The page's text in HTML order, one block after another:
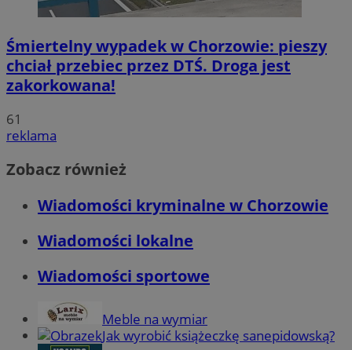
Śmiertelny wypadek w Chorzowie: pieszy
chciał przebiec przez DTŚ. Droga jest
zakorkowana!
61
reklama
Zobacz również
Wiadomości kryminalne w Chorzowie
Wiadomości lokalne
Wiadomości sportowe
Meble na wymiar
Jak wyrobić książeczkę sanepidowską?